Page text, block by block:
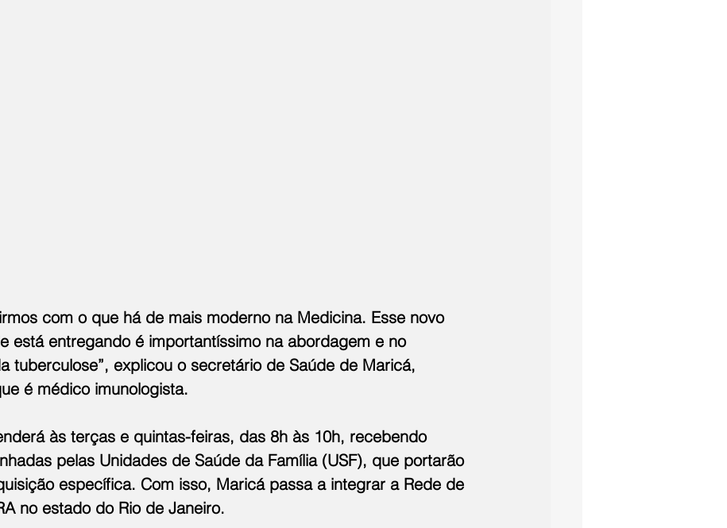
com o que há de mais moderno na Medicina. Esse novo
está entregando é importantíssimo na abordagem e no
tuberculose”, explicou o secretário de Saúde de Maricá,
é médico imunologista.
às terças e quintas-feiras, das 8h às 10h, recebendo
pelas Unidades de Saúde da Família (USF), que portarão
específica. Com isso, Maricá passa a integrar a Rede de
no estado do Rio de Janeiro.